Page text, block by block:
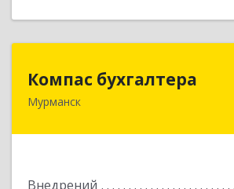
Компас бухгалтера
Мурманск
Внедрений